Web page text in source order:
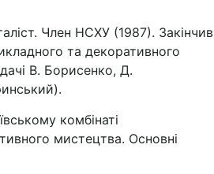
Член НСХУ (1987). Закінчив
та декоративного
В. Борисенко, Д.
комбінаті
мистецтва. Основні